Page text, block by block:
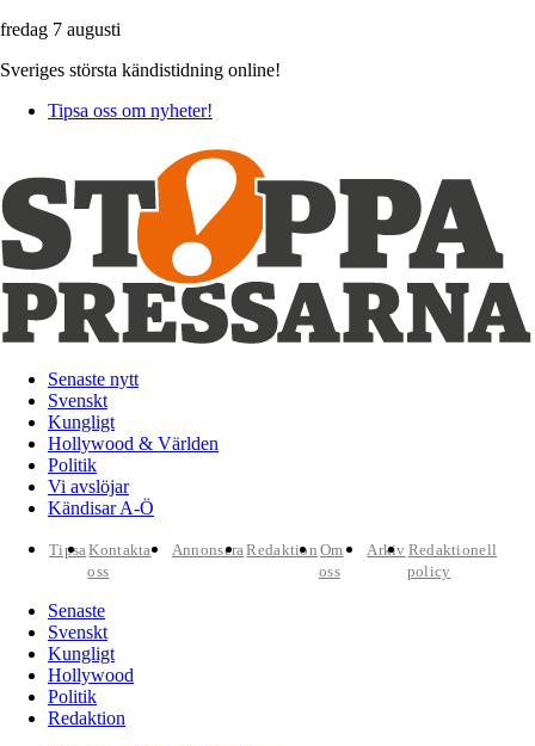
fredag 7 augusti
Sveriges största kändistidning online!
Tipsa oss om nyheter!
Senaste nytt
Svenskt
Kungligt
Hollywood & Världen
Politik
Vi avslöjar
Kändisar A-Ö
TipsaKontakta
oss
AnnonseraRedaktion Om
oss
Arkiv Redaktionell
policy
Senaste
Svenskt
Kungligt
Hollywood
Politik
Redaktion